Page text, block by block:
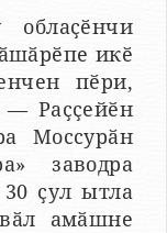
облаҫӗнчи
икӗ
пӗри,
— Раҫҫейӗн
Моссурӑн
заводра
ҫул ытла
амӑшне